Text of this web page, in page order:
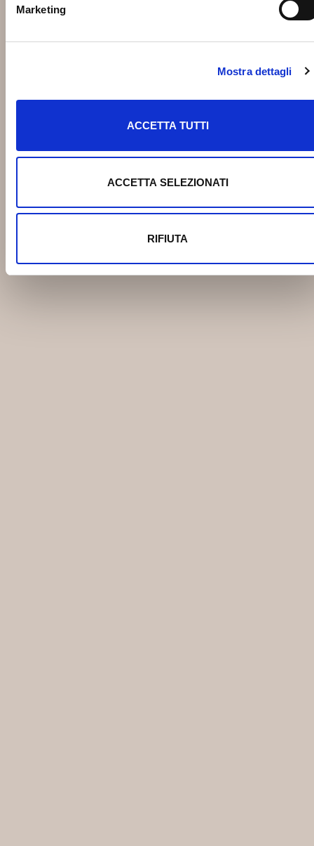
Marketing
Mostra dettagli
ACCETTA TUTTI
ACCETTA SELEZIONATI
RIFIUTA